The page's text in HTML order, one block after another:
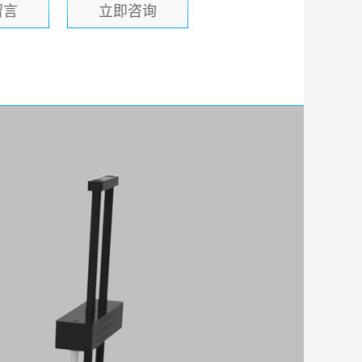
立即咨询